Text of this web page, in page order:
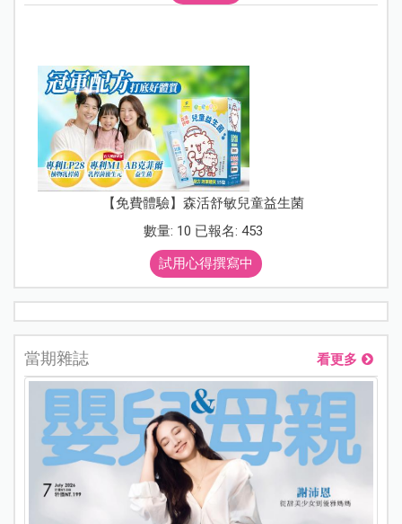
【免費體驗】森活舒敏兒童益生菌
數量: 10 已報名: 453
試用心得撰寫中
當期雜誌 看更多